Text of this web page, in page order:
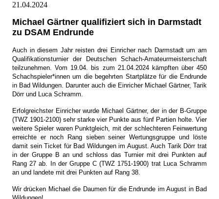
21.04.2024
Michael Gärtner qualifiziert sich in Darmstadt
zu DSAM Endrunde
Auch in diesem Jahr reisten drei Einricher nach Darmstadt um am
Qualifikationsturnier der Deutschen Schach-Amateurmeisterschaft
teilzunehmen. Vom 19.04. bis zum 21.04.2024 kämpften über 450
Schachspieler*innen um die begehrten Startplätze für die Endrunde
in Bad Wildungen. Darunter auch die Einricher Michael Gärtner, Tarik
Dörr und Luca Schramm.
Erfolgreichster Einricher wurde Michael Gärtner, der in der B-Gruppe
(TWZ 1901-2100) sehr starke vier Punkte aus fünf Partien holte. Vier
weitere Spieler waren Punktgleich, mit der schlechteren Feinwertung
erreichte er noch Rang sieben seiner Wertungsgruppe und löste
damit sein Ticket für Bad Wildungen im August. Auch Tarik Dörr trat
in der Gruppe B an und schloss das Turnier mit drei Punkten auf
Rang 27 ab. In der Gruppe C (TWZ 1751-1900) trat Luca Schramm
an und landete mit drei Punkten auf Rang 38.
Wir drücken Michael die Daumen für die Endrunde im August in Bad